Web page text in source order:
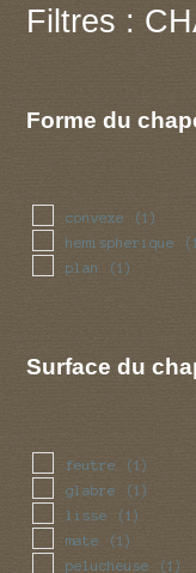
Filtres :
Forme du
convexe (1)
hemispherique
plan (1)
Surface du
feutre (1)
glabre (1)
lisse (1)
mate (1)
pelucheuse (1)